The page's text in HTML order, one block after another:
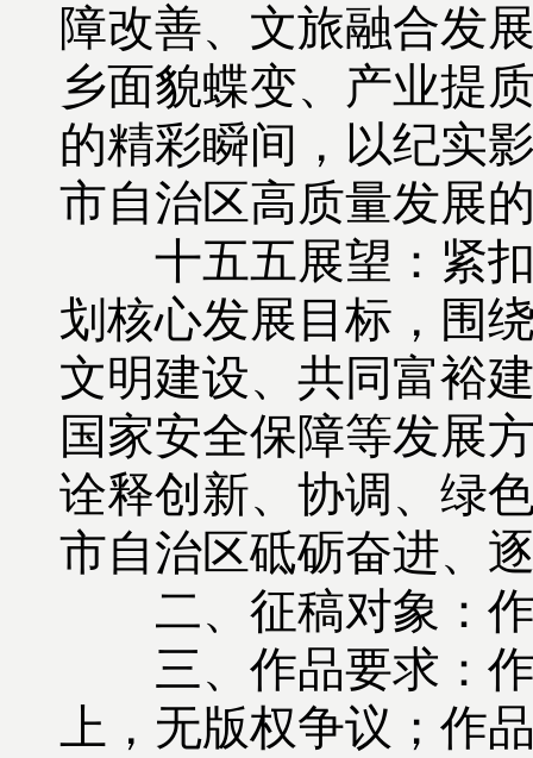
障改善、文旅融合发
乡面貌蝶变、产业提
的精彩瞬间，以纪实
市自治区高质量发展
十五五展望：紧扣
划核心发展目标，围
文明建设、共同富裕
国家安全保障等发展
诠释创新、协调、绿
市自治区砥砺奋进、
二、征稿对象：作
三、作品要求：作
上，无版权争议；作